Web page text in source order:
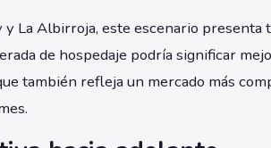
y La Albirroja, este escenario presenta
de hospedaje podría significar
también refleja un mercado más